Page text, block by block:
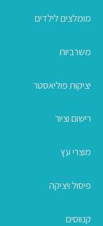
מומלצים לילדים
משרביות
יציקות פוליאסטר
רישום וציור
מוצרי עץ
פיסול ויציקה
קנווסים